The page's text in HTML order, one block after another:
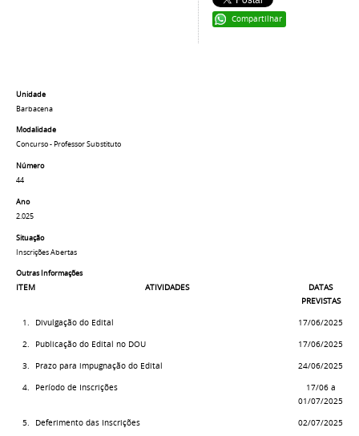
Compartilhar
Unidade
Barbacena
Modalidade
Concurso - Professor Substituto
Número
44
Ano
2.025
Situação
Inscrições Abertas
Outras Informações
ITEM ATIVIDADES
DATAS
PREVISTAS
1. Divulgação do Edital 17/06/2025
2. Publicação do Edital no DOU 17/06/2025
3. Prazo para impugnação do Edital 24/06/2025
4. Período de Inscrições
17/06 a
01/07/2025
5. Deferimento das Inscrições 02/07/2025